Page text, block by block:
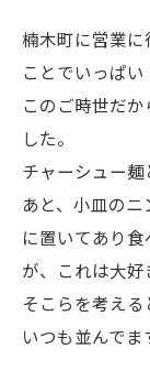
楠木町に営業
ことでいっぱい
このご時世だ
した。
チャーシュー麺
あと、小皿の
に置いてあり
が、これは大
そこらを考える
いつも並んで